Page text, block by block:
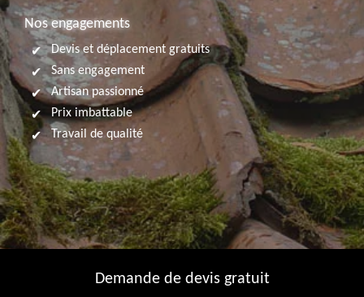
Nos engagements
Devis et déplacement gratuits
Sans engagement
Artisan passionné
Prix imbattable
Travail de qualité
Demande de devis gratuit